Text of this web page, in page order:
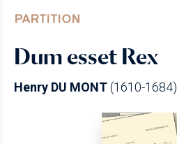
PARTITION
Dum esset Rex
Henry DU MONT(1610-1684)